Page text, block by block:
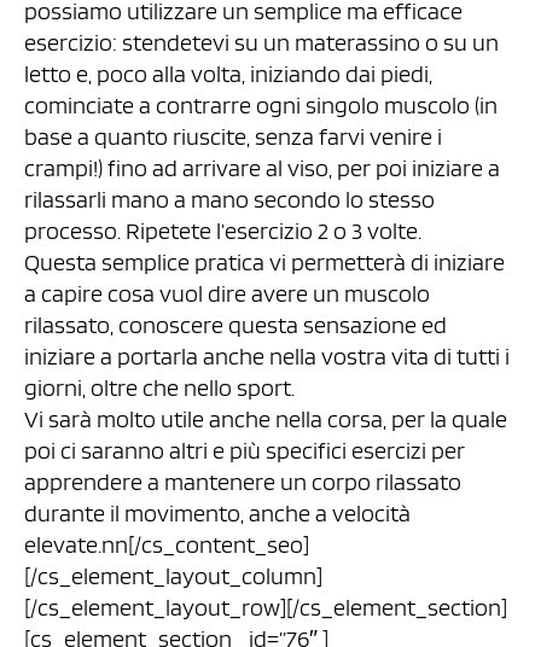
possiamo utilizzare un semplice ma efficace
esercizio: stendetevi su un materassino o su un
letto e, poco alla volta, iniziando dai piedi,
cominciate a contrarre ogni singolo muscolo (in
base a quanto riuscite, senza farvi venire i
crampi!) fino ad arrivare al viso, per poi iniziare a
rilassarli mano a mano secondo lo stesso
processo. Ripetete l’esercizio 2 o 3 volte.
Questa semplice pratica vi permetterà di iniziare
a capire cosa vuol dire avere un muscolo
rilassato, conoscere questa sensazione ed
iniziare a portarla anche nella vostra vita di tutti i
giorni, oltre che nello sport.
Vi sarà molto utile anche nella corsa, per la quale
poi ci saranno altri e più specifici esercizi per
apprendere a mantenere un corpo rilassato
durante il movimento, anche a velocità
elevate.nn[/cs_content_seo]
[/cs_element_layout_column]
[/cs_element_layout_row][/cs_element_section]
[cs_element_section _id=”76″ ]